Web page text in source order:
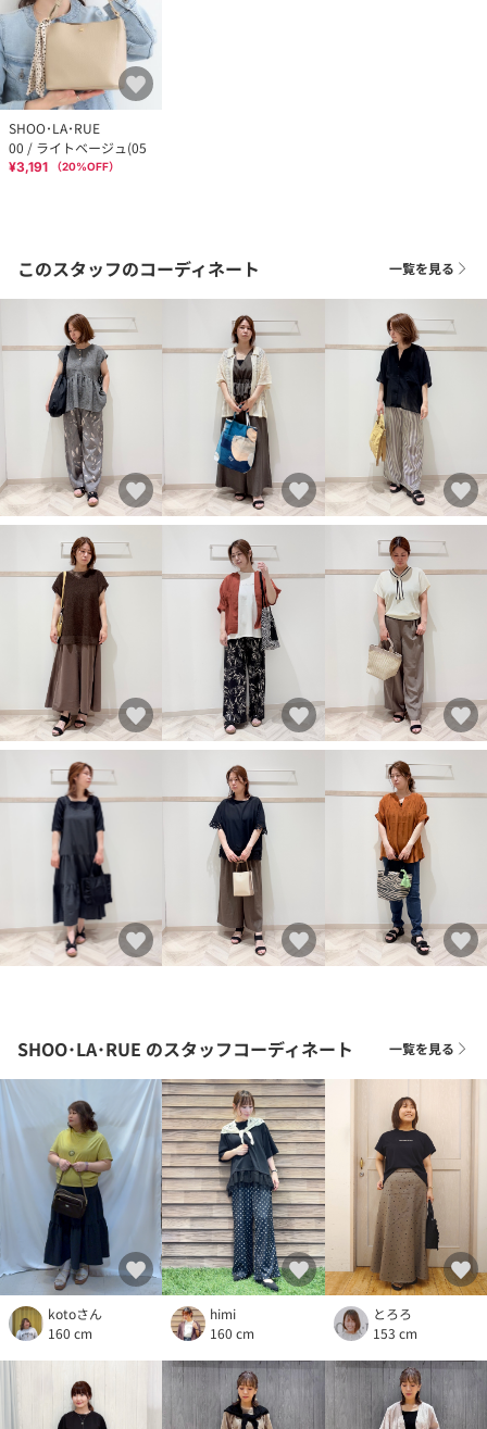
SHOO･LA･RUE
00 / ライトベージュ(05
¥3,191 （20%OFF）
このスタッフのコーディネート 一覧を見る
SHOO･LA･RUE のスタッフコーディネート 一覧を見る
kotoさん
160 cm
himi
160 cm
とろろ
153 cm